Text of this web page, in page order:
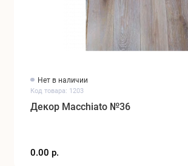
Нет в наличии
Код товара: 1203
Декор Macchiato №36
0.00 р.